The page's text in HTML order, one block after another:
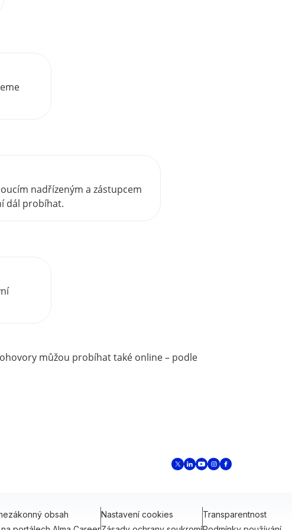
nadřízeným a zástupcem
dál probíhat.
můžou probíhat také online – podle
obsah Nastavení cookies
Transparentnost